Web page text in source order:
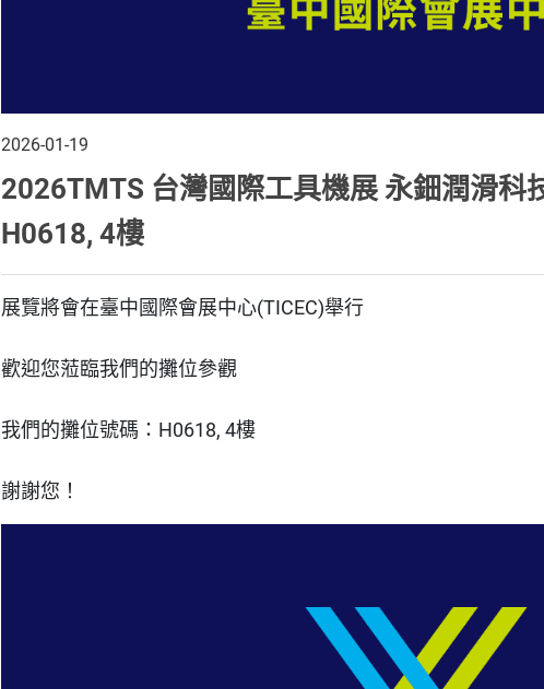
2026-01-19
2026TMTS 台灣國際工具機展 永鈿潤滑科
H0618, 4樓
展覽將會在臺中國際會展中心(TICEC)舉行
歡迎您蒞臨我們的攤位參觀
我們的攤位號碼：H0618, 4樓
謝謝您！